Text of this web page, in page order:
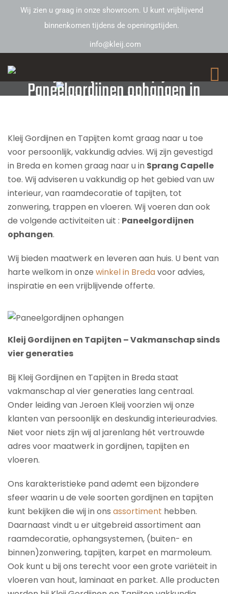
Wij zien u graag in onze showroom. U kunt vrijblijvend
binnenkomen tijdens de openingstijden.
info@kleij.com
Kleij Gordijnen en Tapijten –
Paneelgordijnen ophangen in
Kleij Gordijnen en Tapijten komt graag naar u toe
voor persoonlijk, vakkundig advies. Wij zijn gevestigd
in Breda en komen graag naar u in Sprang Capelle
toe. Wij adviseren u vakkundig op het gebied van uw
interieur, van raamdecoratie of tapijten, tot
zonwering, trappen en vloeren. Wij voeren dan ook
de volgende activiteiten uit : Paneelgordijnen
ophangen.
Wij bieden maatwerk en leveren aan huis. U bent van
harte welkom in onze winkel in Bredavoor advies,
inspiratie en een vrijblijvende offerte.
Kleij Gordijnen en Tapijten – Vakmanschap sinds
vier generaties
Bij Kleij Gordijnen en Tapijten in Breda staat
vakmanschap al vier generaties lang centraal.
Onder leiding van Jeroen Kleij voorzien wij onze
klanten van persoonlijk en deskundig interieuradvies.
Niet voor niets zijn wij al jarenlang hét vertrouwde
adres voor maatwerk in gordijnen, tapijten en
vloeren.
Ons karakteristieke pand ademt een bijzondere
sfeer waarin u de vele soorten gordijnen en tapijten
kunt bekijken die wij in ons assortiment hebben.
Daarnaast vindt u er uitgebreid assortiment aan
raamdecoratie, ophangsystemen, (buiten- en
binnen)zonwering, tapijten, karpet en marmoleum.
Ook kunt u bij ons terecht voor een grote variëteit in
vloeren van hout, laminaat en parket. Alle producten